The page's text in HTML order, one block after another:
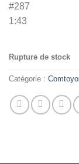
#287
1:43
Rupture de stock
Catégorie :